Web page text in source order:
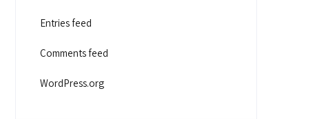
Entries feed
Comments feed
WordPress.org